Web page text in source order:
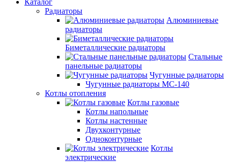
Каталог
Радиаторы
Алюминиевые
радиаторы
Биметаллические радиаторы
Стальные
панельные радиаторы
Чугунные радиаторы
Чугунные радиаторы МС-140
Котлы отопления
Котлы газовые
Котлы напольные
Котлы настенные
Двухконтурные
Одноконтурные
Котлы
электрические